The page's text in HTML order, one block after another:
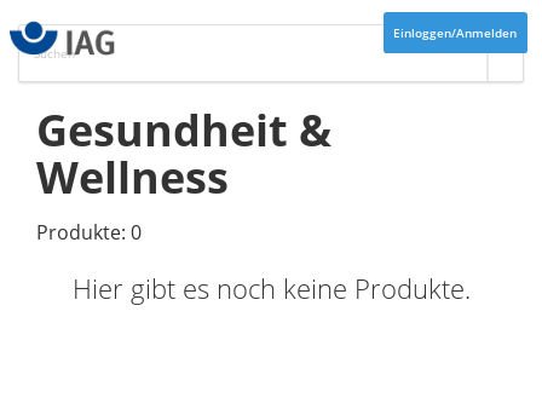
Einloggen/Anmelden
Gesundheit &
Wellness
Produkte: 0
Hier gibt es noch keine Produkte.